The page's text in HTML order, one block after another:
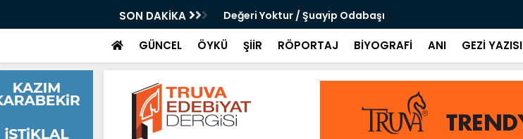
SON DAKİKA Değeri Yoktur / Şuayip Odabaşı
GÜNCEL ÖYKÜ ŞİİR RÖPORTAJ BİYOGRAFİ ANI GEZİ YAZISI